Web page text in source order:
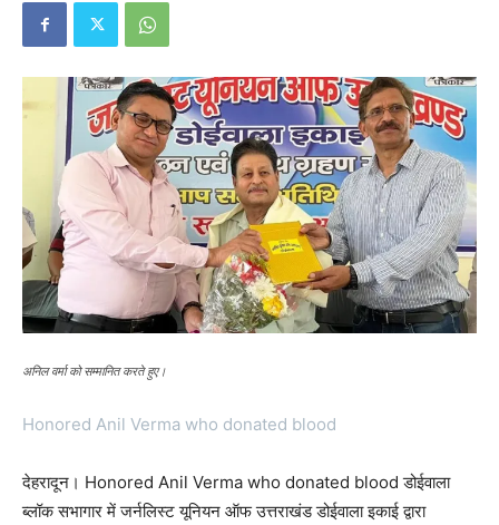
अनिल वर्मा को सम्मानित करते हुए।
Honored Anil Verma who donated blood
देहरादून। Honored Anil Verma who donated blood डोईवाला
ब्लॉक सभागार में जर्नलिस्ट यूनियन ऑफ उत्तराखंड डोईवाला इकाई द्वारा